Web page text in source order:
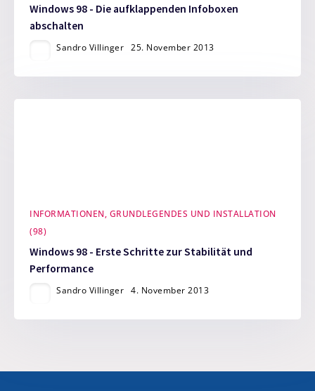
Windows 98 - Die aufklappenden Infoboxen
abschalten
Sandro Villinger 25. November 2013
INFORMATIONEN, GRUNDLEGENDES UND INSTALLATION
(98)
Windows 98 - Erste Schritte zur Stabilität und
Performance
Sandro Villinger 4. November 2013